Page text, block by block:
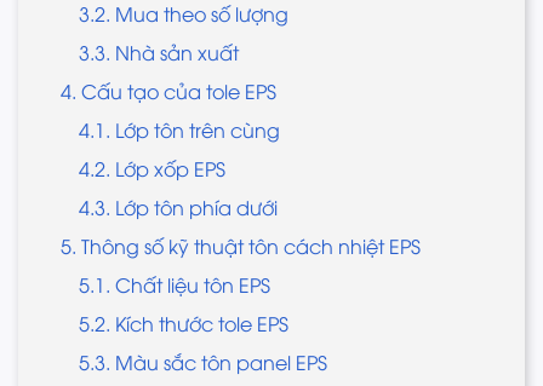
3.2. Mua theo số lượng
3.3. Nhà sản xuất
4. Cấu tạo của tole EPS
4.1. Lớp tôn trên cùng
4.2. Lớp xốp EPS
4.3. Lớp tôn phía dưới
5. Thông số kỹ thuật tôn cách nhiệt EPS
5.1. Chất liệu tôn EPS
5.2. Kích thước tole EPS
5.3. Màu sắc tôn panel EPS